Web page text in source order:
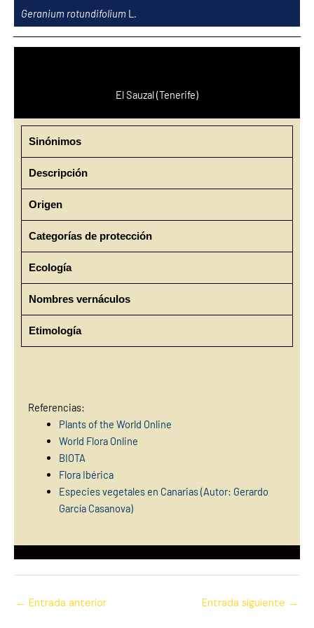
contenido
Geranium rotundifolium L.
El Sauzal (Tenerife)
Sinónimos
Descripción
Origen
Categorías de protección
Ecología
Nombres vernáculos
Etimología
Referencias:
Plants of the World Online
World Flora Online
BIOTA
Flora Ibérica
Especies vegetales en Canarias (Autor: Gerardo
García Casanova)
← Entrada anterior Entrada siguiente →